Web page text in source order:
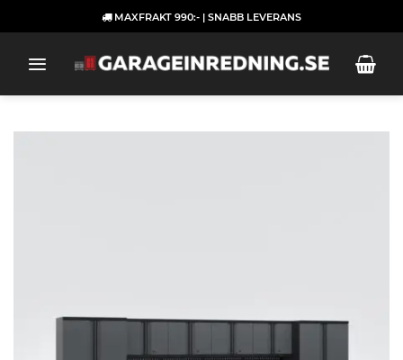
to
MAXFRAKT 990:- | SNABB LEVERANS